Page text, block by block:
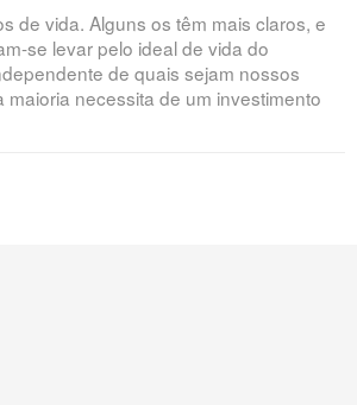
de vida. Alguns os têm mais claros, e
se levar pelo ideal de vida do
de quais sejam nossos
maioria necessita de um investimento